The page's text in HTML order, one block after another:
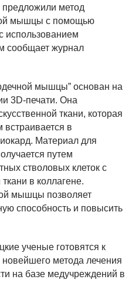
предложили метод
мышцы с помощью
использованием
сообщает журнал
мышцы” основан на
3D-печати. Она
ткани, которая
в
Материал для
путем
стволовых клеток с
в коллагене.
мышцы позволяет
способность и повысить
ученые готовятся к
метода лечения
на базе медучреждений в